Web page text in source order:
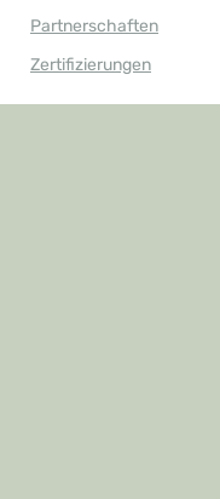
Partnerschaften
Zertifizierungen